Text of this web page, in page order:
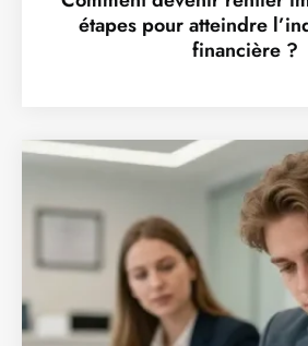
étapes pour atteindre
financière ?